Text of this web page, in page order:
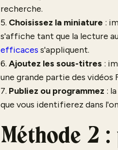
recherche.
5. Choisissez la miniature :
s'affiche tant que la lecture
efficaces s'appliquent.
6. Ajoutez les sous-titres :
une grande partie des vidéos
7. Publiez ou programmez :
que vous identifierez dans
Méthode 2